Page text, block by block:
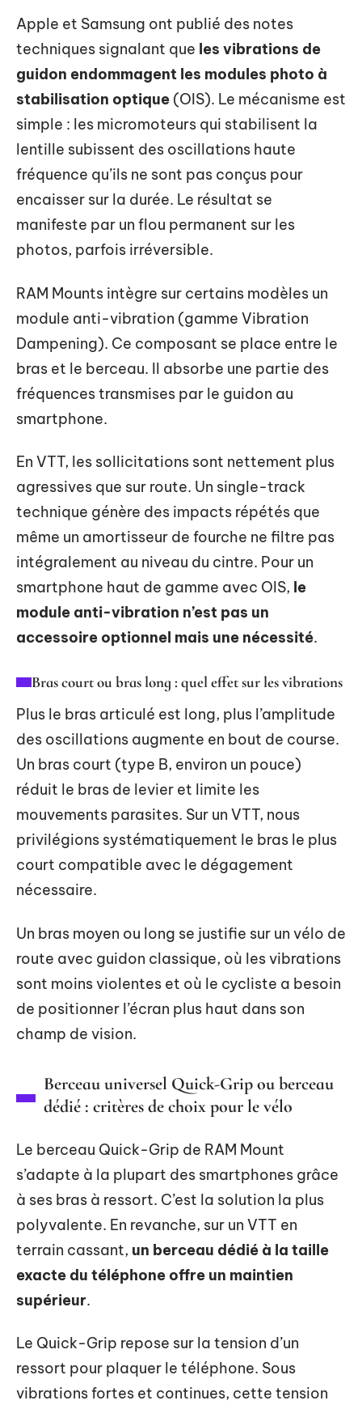
Apple et Samsung ont publié des notes
techniques signalant que les vibrations de
guidon endommagent les modules photo à
stabilisation optique (OIS). Le mécanisme est
simple : les micromoteurs qui stabilisent la
lentille subissent des oscillations haute
fréquence qu’ils ne sont pas conçus pour
encaisser sur la durée. Le résultat se
manifeste par un flou permanent sur les
photos, parfois irréversible.
RAM Mounts intègre sur certains modèles un
module anti-vibration (gamme Vibration
Dampening). Ce composant se place entre le
bras et le berceau. Il absorbe une partie des
fréquences transmises par le guidon au
smartphone.
En VTT, les sollicitations sont nettement plus
agressives que sur route. Un single-track
technique génère des impacts répétés que
même un amortisseur de fourche ne filtre pas
intégralement au niveau du cintre. Pour un
smartphone haut de gamme avec OIS, le
module anti-vibration n’est pas un
accessoire optionnel mais une nécessité.
Bras court ou bras long : quel effet sur les vibrations
Plus le bras articulé est long, plus l’amplitude
des oscillations augmente en bout de course.
Un bras court (type B, environ un pouce)
réduit le bras de levier et limite les
mouvements parasites. Sur un VTT, nous
privilégions systématiquement le bras le plus
court compatible avec le dégagement
nécessaire.
Un bras moyen ou long se justifie sur un vélo de
route avec guidon classique, où les vibrations
sont moins violentes et où le cycliste a besoin
de positionner l’écran plus haut dans son
champ de vision.
Berceau universel Quick-Grip ou berceau
dédié : critères de choix pour le vélo
Le berceau Quick-Grip de RAM Mount
s’adapte à la plupart des smartphones grâce
à ses bras à ressort. C’est la solution la plus
polyvalente. En revanche, sur un VTT en
terrain cassant, un berceau dédié à la taille
exacte du téléphone offre un maintien
supérieur.
Le Quick-Grip repose sur la tension d’un
ressort pour plaquer le téléphone. Sous
vibrations fortes et continues, cette tension